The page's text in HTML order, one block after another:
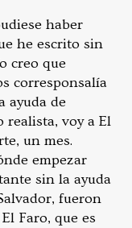
haber
he escrito sin
creo que
corresponsalía
ayuda de
realista, voy a El
un mes.
empezar
sin la ayuda
fueron
Faro, que es